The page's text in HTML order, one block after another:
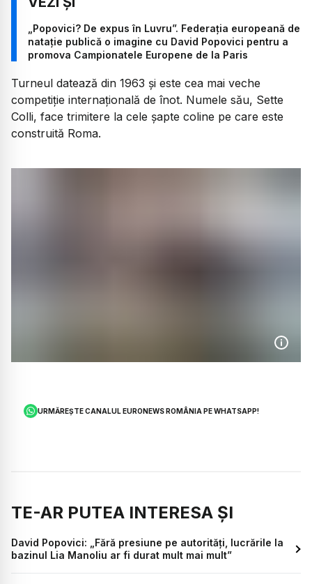
„Popovici? De expus în Luvru”. Federația europeană de
natație publică o imagine cu David Popovici pentru a
promova Campionatele Europene de la Paris
Turneul datează din 1963 și este cea mai veche
competiție internațională de înot. Numele său, Sette
Colli, face trimitere la cele șapte coline pe care este
construită Roma.
URMĂREȘTE CANALUL EURONEWS ROMÂNIA PE WHATSAPP!
TE-AR PUTEA INTERESA ȘI
David Popovici: „Fără presiune pe autorități, lucrările la
bazinul Lia Manoliu ar fi durat mult mai mult”